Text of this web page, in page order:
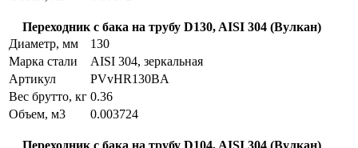
Переходник с бака на трубу D130, AISI 304 (Вулкан)
Диаметр, мм
130
Марка стали
AISI 304, зеркальная
Артикул
PVvHR130BA
Вес брутто, кг 0.36
Объем, м3
0.003724
Переходник с бака на трубу D104, AISI 304 (Вулкан)